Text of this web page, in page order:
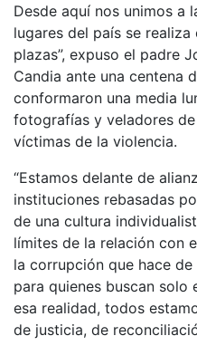
Desde aquí nos unimos a
lugares del país se
plazas”, expuso el padre
Candia ante una centena
conformaron una media
fotografías y veladores
víctimas de la violencia.
“Estamos delante de
instituciones rebasadas
de una cultura
límites de la relación con
la corrupción que hace
para quienes buscan solo
esa realidad, todos
de justicia, de